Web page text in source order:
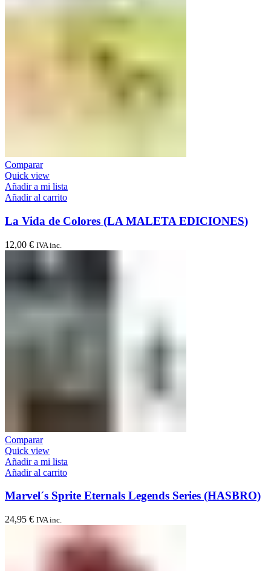
Comparar
Quick view
Añadir a mi lista
Añadir al carrito
La Vida de Colores (LA MALETA EDICIONES)
12,00 € IVA inc.
Comparar
Quick view
Añadir a mi lista
Añadir al carrito
Marvel´s Sprite Eternals Legends Series (HASBRO)
24,95 € IVA inc.